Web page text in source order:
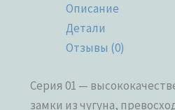
Описание
Детали
Отзывы (0)
Серия 01 —
замки из чугуна,